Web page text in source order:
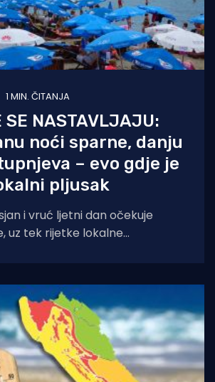
1 MIN. ČITANJA
SE NASTAVLJAJU:
noći sparne, danju
– evo gdje je
pljusak
i vruć ljetni dan očekuje
uz tek rijetke lokalne